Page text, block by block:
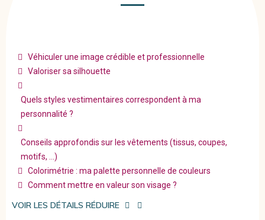
Véhiculer une image crédible et professionnelle
Valoriser sa silhouette
Quels styles vestimentaires correspondent à ma
personnalité ?
Conseils approfondis sur les vêtements (tissus, coupes,
motifs, …)
Colorimétrie : ma palette personnelle de couleurs
Comment mettre en valeur son visage ?
VOIR LES DÉTAILS RÉDUIRE